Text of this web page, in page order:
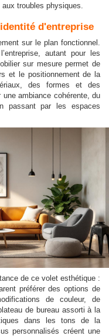
troubles physiques.
d'entreprise
sur le plan fonctionnel.
autant pour les
sur mesure permet de
et le positionnement de la
des formes et des
ambiance cohérente, du
passant par les espaces
de ce volet esthétique :
préférer des options de
de couleur, de
de bureau assorti à la
dans les tons de la
personnalisés créent une